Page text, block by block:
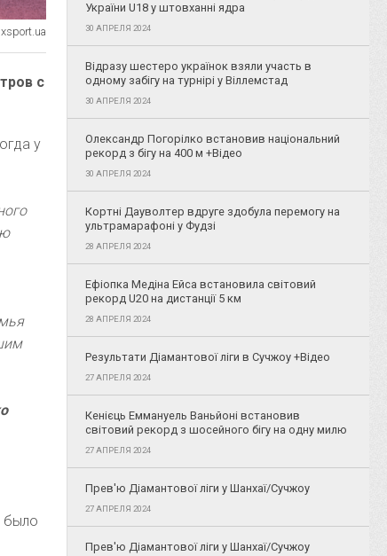
с
у
было
України U18 у штовханні ядра
30 АПРЕЛЯ 2024
Відразу шестеро українок взяли участь в
одному забігу на турнірі у Віллемстад
30 АПРЕЛЯ 2024
Олександр Погорілко встановив національний
рекорд з бігу на 400 м +Відео
30 АПРЕЛЯ 2024
Кортні Дауволтер вдруге здобула перемогу на
ультрамарафоні у Фудзі
28 АПРЕЛЯ 2024
Ефіопка Медіна Ейса встановила світовий
рекорд U20 на дистанції 5 км
28 АПРЕЛЯ 2024
Результати Діамантової ліги в Сучжоу +Відео
27 АПРЕЛЯ 2024
Кенієць Еммануель Ваньйоні встановив
світовий рекорд з шосейного бігу на одну милю
27 АПРЕЛЯ 2024
Прев'ю Діамантової ліги у Шанхаї/Сучжоу
27 АПРЕЛЯ 2024
Прев'ю Діамантової ліги у Шанхаї/Сучжоу